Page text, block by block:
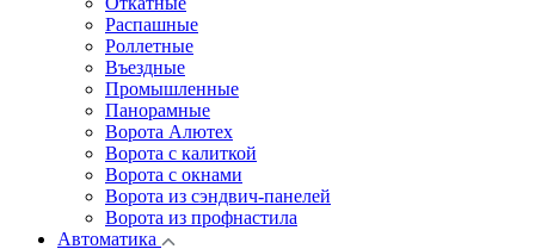
Распашные
Роллетные
Въездные
Промышленные
Панорамные
Ворота Алютех
Ворота с калиткой
Ворота c окнами
Ворота из сэндвич-панелей
Ворота из профнастила
Автоматика